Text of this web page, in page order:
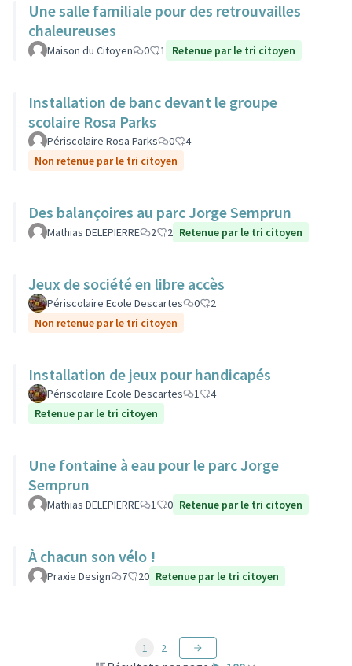
Une salle familiale pour des retrouvailles
chaleureuses
Maison du Citoyen 0 1 Retenue par le tri citoyen
Installation de banc devant le groupe
scolaire Rosa Parks
Périscolaire Rosa Parks 0
4
Non retenue par le tri citoyen
Des balançoires au parc Jorge Semprun
Mathias DELEPIERRE 2 2 Retenue par le tri citoyen
Jeux de société en libre accès
Périscolaire Ecole Descartes 0
2
Non retenue par le tri citoyen
Installation de jeux pour handicapés
Périscolaire Ecole Descartes 1
4
Retenue par le tri citoyen
Une fontaine à eau pour le parc Jorge
Semprun
Mathias DELEPIERRE 1 0 Retenue par le tri citoyen
À chacun son vélo !
Praxie Design 7 20 Retenue par le tri citoyen
1 2